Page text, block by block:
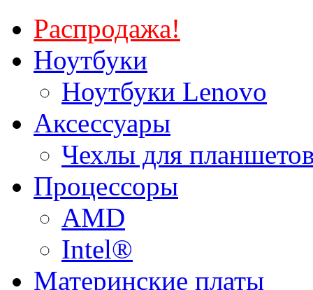
Распродажа!
Ноутбуки
Ноутбуки Lenovo
Аксессуары
Чехлы для
Процессоры
AMD
Intel®
Материнские платы